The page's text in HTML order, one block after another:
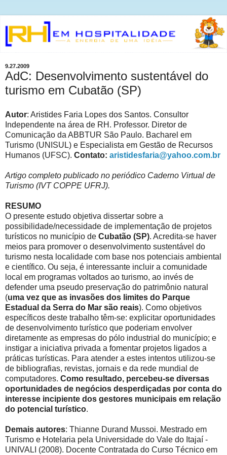
9.27.2009
AdC: Desenvolvimento sustentável do
turismo em Cubatão (SP)
Autor: Aristides Faria Lopes dos Santos. Consultor
Independente na área de RH. Professor. Diretor de
Comunicação da ABBTUR São Paulo. Bacharel em
Turismo (UNISUL) e Especialista em Gestão de Recursos
Humanos (UFSC). Contato: aristidesfaria@yahoo.com.br
Artigo completo publicado no periódico Caderno Virtual de
Turismo (IVT COPPE UFRJ).
RESUMO
O presente estudo objetiva dissertar sobre a
possibilidade/necessidade de implementação de projetos
turísticos no município de Cubatão (SP). Acredita-se haver
meios para promover o desenvolvimento sustentável do
turismo nesta localidade com base nos potenciais ambiental
e científico. Ou seja, é interessante incluir a comunidade
local em programas voltados ao turismo, ao invés de
defender uma pseudo preservação do patrimônio natural
(uma vez que as invasões dos limites do Parque
Estadual da Serra do Mar são reais). Como objetivos
específicos deste trabalho têm-se: explicitar oportunidades
de desenvolvimento turístico que poderiam envolver
diretamente as empresas do pólo industrial do município; e
instigar a iniciativa privada a fomentar projetos ligados a
práticas turísticas. Para atender a estes intentos utilizou-se
de bibliografias, revistas, jornais e da rede mundial de
computadores. Como resultado, percebeu-se diversas
oportunidades de negócios desperdiçadas por conta do
interesse incipiente dos gestores municipais em relação
do potencial turístico.
Demais autores: Thianne Durand Mussoi. Mestrado em
Turismo e Hotelaria pela Universidade do Vale do Itajaí -
UNIVALI (2008). Docente Contratada do Curso Técnico em